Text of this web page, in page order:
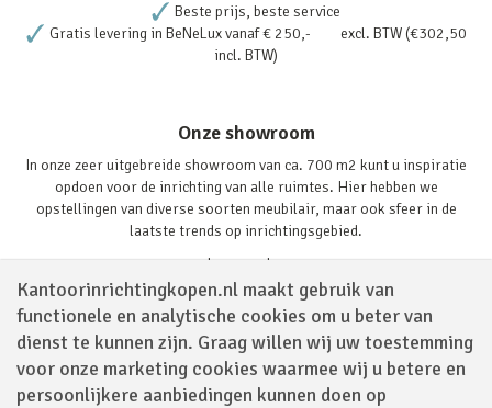
Kantoorinrichtingkopen.nl maakt gebruik van
functionele en analytische cookies om u beter van
dienst te kunnen zijn. Graag willen wij uw toestemming
voor onze marketing cookies waarmee wij u betere en
persoonlijkere aanbiedingen kunnen doen op
Beste prijs, beste service
Gratis levering in BeNeLux vanaf € 250,- excl. BTW (€302,50
incl. BTW)
Onze showroom
In onze zeer uitgebreide showroom van ca. 700 m2 kunt u inspiratie
opdoen voor de inrichting van alle ruimtes. Hier hebben we
opstellingen van diverse soorten meubilair, maar ook sfeer in de
laatste trends op inrichtingsgebied.
Lees verder